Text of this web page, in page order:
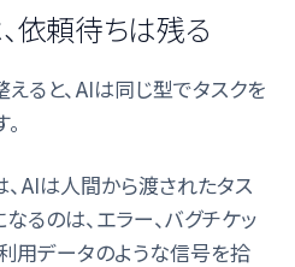
依頼待ちは残る
ると、AIは同じ型でタスクを
、AIは人間から渡されたタス
るのは、エラー、バグチケッ
利用データのような信号を拾